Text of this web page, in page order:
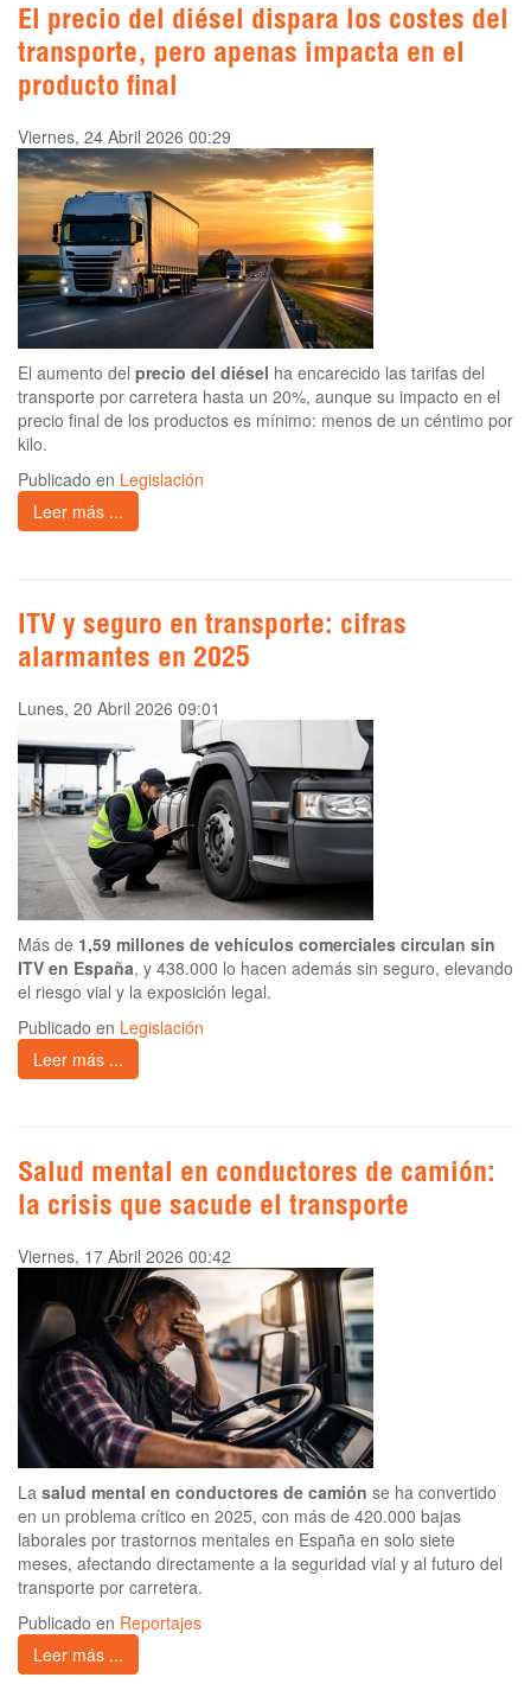
El precio del diésel dispara los costes del
transporte, pero apenas impacta en el
producto final
Viernes, 24 Abril 2026 00:29
El aumento del precio del diésel ha encarecido las tarifas del
transporte por carretera hasta un 20%, aunque su impacto en el
precio final de los productos es mínimo: menos de un céntimo por
kilo.
Publicado en Legislación
Leer más ...
ITV y seguro en transporte: cifras
alarmantes en 2025
Lunes, 20 Abril 2026 09:01
Más de 1,59 millones de vehículos comerciales circulan sin
ITV en España, y 438.000 lo hacen además sin seguro, elevando
el riesgo vial y la exposición legal.
Publicado en Legislación
Leer más ...
Salud mental en conductores de camión:
la crisis que sacude el transporte
Viernes, 17 Abril 2026 00:42
La salud mental en conductores de camión se ha convertido
en un problema crítico en 2025, con más de 420.000 bajas
laborales por trastornos mentales en España en solo siete
meses, afectando directamente a la seguridad vial y al futuro del
transporte por carretera.
Publicado en Reportajes
Leer más ...